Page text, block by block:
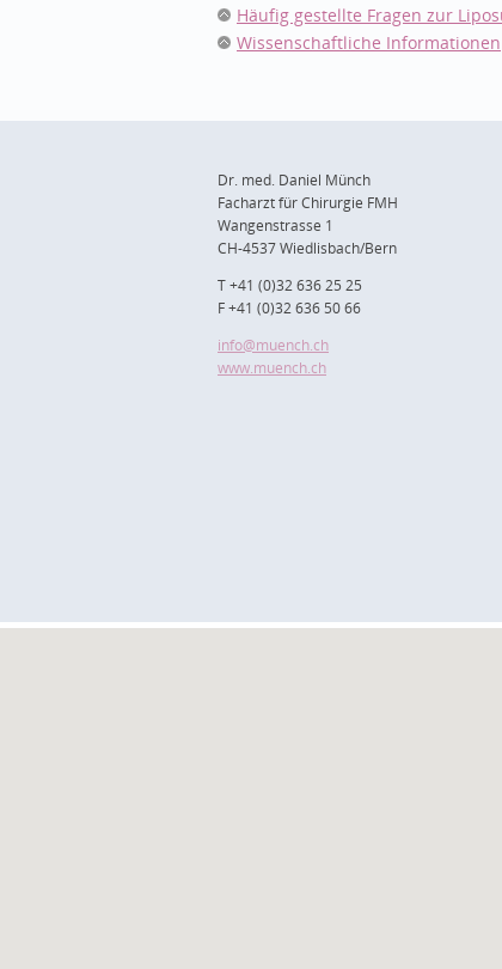
Häufig gestellte Fragen zur
Wissenschaftliche Informationen
Dr. med. Daniel Münch
Facharzt für Chirurgie FMH
Wangenstrasse 1
CH-4537 Wiedlisbach/Bern
T +41 (0)32 636 25 25
F +41 (0)32 636 50 66
info@muench.ch
www.muench.ch